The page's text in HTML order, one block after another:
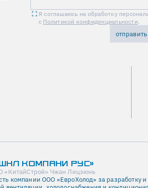
Я соглашаюсь на обработку
с Политикой конфиденциальности.
отправить
КОМПАНИ РУС»
«КитайСтрой» Чжан Лицзюнь
компании ООО «ЕвроХолод» за разработку